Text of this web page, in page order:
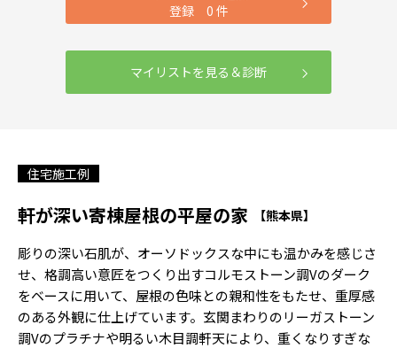
登録 0 件
マイリストを見る＆診断
住宅施工例
軒が深い寄棟屋根の平屋の家 【熊本県】
彫りの深い石肌が、オーソドックスな中にも温かみを感じさ
せ、格調高い意匠をつくり出すコルモストーン調Vのダーク
をベースに用いて、屋根の色味との親和性をもたせ、重厚感
のある外観に仕上げています。玄関まわりのリーガストーン
調Vのプラチナや明るい木目調軒天により、重くなりすぎな